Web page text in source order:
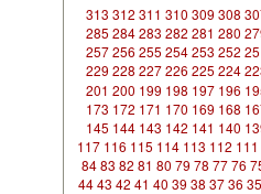
313 312 311 310 309 308
285 284 283 282 281 280
257 256 255 254 253 252
229 228 227 226 225 224
201 200 199 198 197 196
173 172 171 170 169 168
145 144 143 142 141 140
117 116 115 114 113 112 111
84 83 82 81 80 79 78 77 76
4443 42 41 40 39 38 3736 35